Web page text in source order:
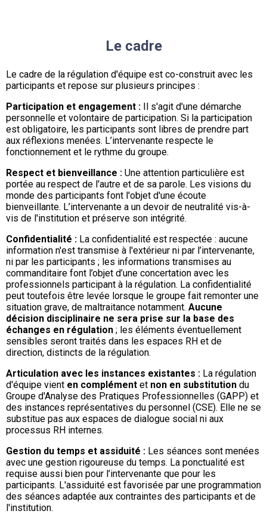
Le cadre
Le cadre de la régulation d'équipe est co-construit avec les
participants et repose sur plusieurs principes :
Participation et engagement : Il s'agit d'une démarche
personnelle et volontaire de participation. Si la participation
est obligatoire, les participants sont libres de prendre part
aux réflexions menées. L’intervenante respecte le
fonctionnement et le rythme du groupe.
Respect et bienveillance : Une attention particulière est
portée au respect de l'autre et de sa parole. Les visions du
monde des participants font l'objet d'une écoute
bienveillante. L’intervenante a un devoir de neutralité vis-à-
vis de l'institution et préserve son intégrité.
Confidentialité : La confidentialité est respectée : aucune
information n'est transmise à l'extérieur ni par l’intervenante,
ni par les participants ; les informations transmises au
commanditaire font l’objet d’une concertation avec les
professionnels participant à la régulation. La confidentialité
peut toutefois être levée lorsque le groupe fait remonter une
situation grave, de maltraitance notamment. Aucune
décision disciplinaire ne sera prise sur la base des
échanges en régulation ; les éléments éventuellement
sensibles seront traités dans les espaces RH et de
direction, distincts de la régulation.
Articulation avec les instances existantes : La régulation
d'équipe vient en complément et non en substitution du
Groupe d'Analyse des Pratiques Professionnelles (GAPP) et
des instances représentatives du personnel (CSE). Elle ne se
substitue pas aux espaces de dialogue social ni aux
processus RH internes.
Gestion du temps et assiduité : Les séances sont menées
avec une gestion rigoureuse du temps. La ponctualité est
requise aussi bien pour l’intervenante que pour les
participants. L'assiduité est favorisée par une programmation
des séances adaptée aux contraintes des participants et de
l'institution.